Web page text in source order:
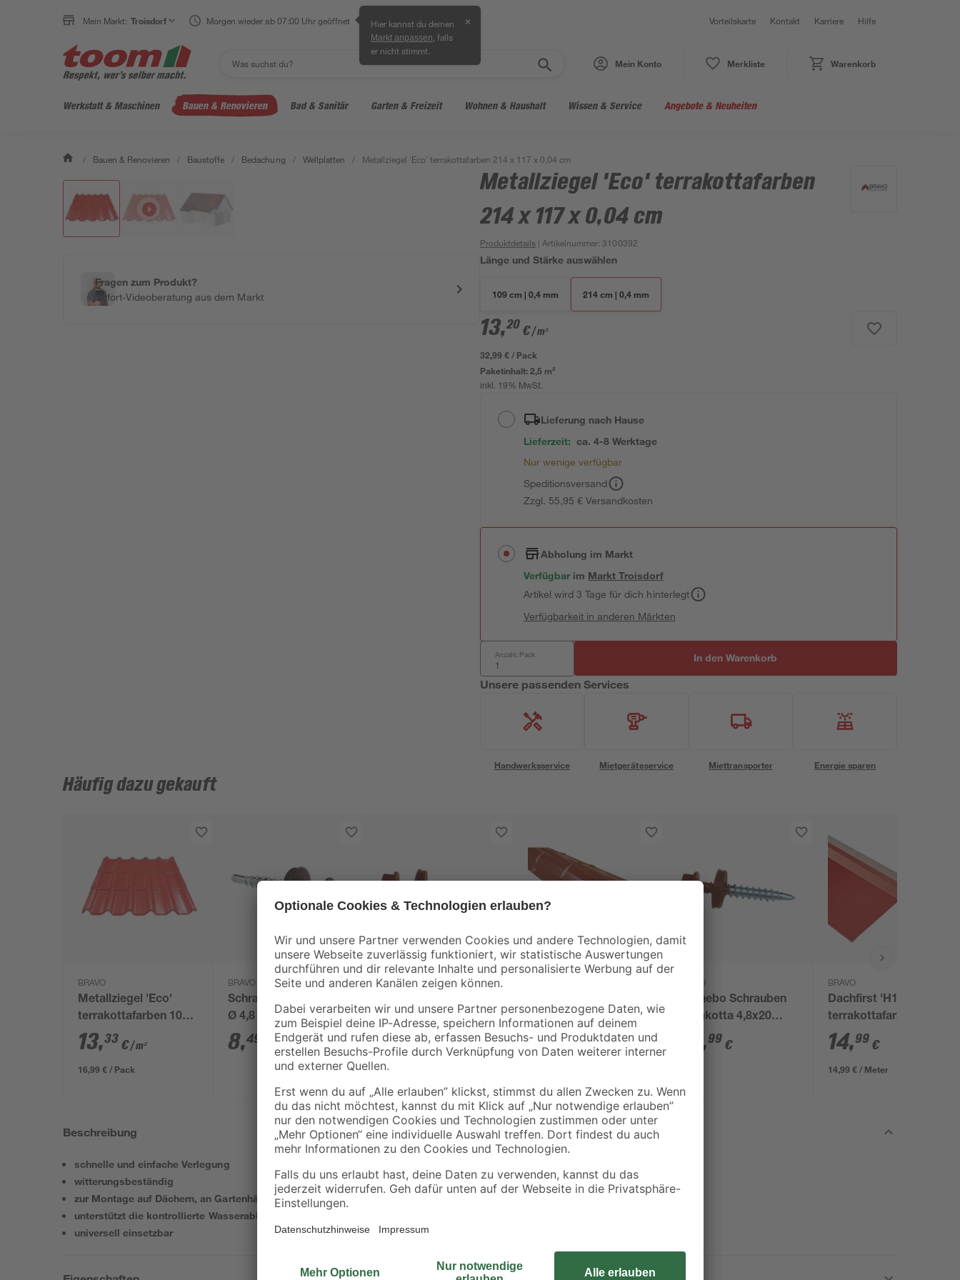
Mein Markt: Troisdorf Morgen wieder ab 07:00 Uhr geöffnet Hier kannst du deinen
Markt anpassen , falls
er nicht stimmt.
✕ Vorteilskarte Kontakt Karriere Hilfe
Mein Konto Merkliste Warenkorb
Werkstatt & Maschinen Bauen & Renovieren Bad & Sanitär Garten & Freizeit Wohnen & Haushalt Wissen & Service Angebote & Neuheiten
/ Bauen & Renovieren / Baustoffe / Bedachung / Wellplatten / Metallziegel 'Eco' terrakottafarben 214 x 117 x 0,04 cm
Fragen zum Produkt?
Sofort-Videoberatung aus dem Markt
Metallziegel 'Eco' terrakottafarben
214 x 117 x 0,04 cm
Produktdetails | Artikelnummer:3100392
Länge und Stärke auswählen
109 cm | 0,4 mm 214 cm | 0,4 mm
13,20 €/ m²
32,99 € / Pack
Paketinhalt:2,5 m²
inkl. 19% MwSt.
Lieferung nach Hause
Lieferzeit: ca. 4-8 Werktage
Nur wenige verfügbar
Speditionsversand
Zzgl. 55,95 € Versandkosten
Abholung im Markt
Verfügbar im MarktTroisdorf
Artikel wird 3 Tage für dich hinterlegt
Verfügbarkeit in anderen Märkten
Anzahl: Pack In den Warenkorb
Unsere passenden Services
Handwerksservice Mietgeräteservice Miettransporter Energie sparen
Häufig dazu gekauft
BRAVO
Metallziegel 'Eco'
terrakottafarben 109
x 117 x 0,04 cm
13,33 €/ m²
16,99 € / Pack
BRAVO
Schrauben terrakotta
Ø 4,8 x 35 mm 50
Stück
8,49
BRAVO
Terrakotta 4,8x35
mm, 250 St Pac
32,99€
terrakottafarben 100
x 40 x 0,04 cm
8,49 €
BRAVO
Gunnebo Schrauben
Terrakotta 4,8x20
mm, 250 St Pack
,99 €
BRAVO
Dachfirst 'H12'
terrakottafarben 100
x 0,04 cm
14,99 €
14,99 € / Meter
Beschreibung
schnelle und einfache Verlegung
witterungsbeständig
zur Montage auf Dächern, an Gartenhäusern, Carports etc.
unterstützt die kontrollierte Wasserableitung
universell einsetzbar